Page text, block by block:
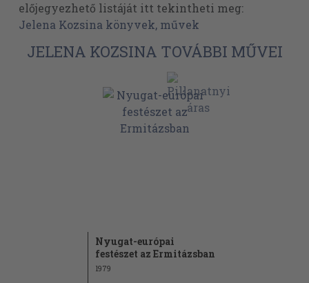
előjegyezhető listáját itt tekintheti meg:
Jelena Kozsina könyvek, művek
JELENA KOZSINA TOVÁBBI MŰVEI
Nyugat-európai
festészet az Ermitázsban
1979